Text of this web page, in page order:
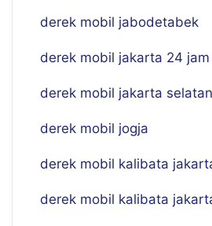
derek mobil jabodetabek
derek mobil jakarta 24 jam
derek mobil jakarta
derek mobil jogja
derek mobil kalibata
derek mobil kalibata